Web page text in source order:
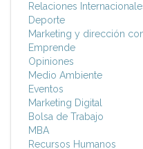
Relaciones
Deporte
Marketing y dirección
Emprende
Opiniones
Medio Ambiente
Eventos
Marketing Digital
Bolsa de Trabajo
MBA
Recursos Humanos